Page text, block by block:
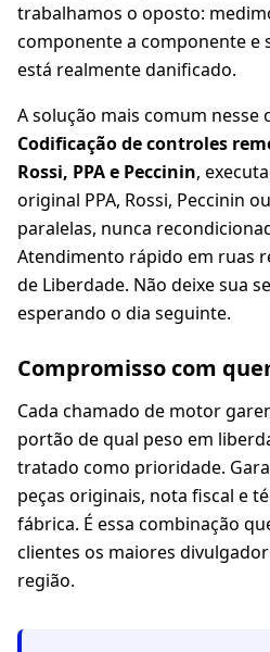
trabalhamos o oposto:
componente a componente e
está realmente danificado.
A solução mais comum nesse
Codificação de controles
Rossi, PPA e Peccinin,
original PPA, Rossi, Peccinin
paralelas, nunca
Atendimento rápido em ruas
de Liberdade. Não deixe sua
esperando o dia seguinte.
Compromisso com
Cada chamado de motor
portão de qual peso em
tratado como prioridade.
peças originais, nota fiscal e
fábrica. É essa combinação
clientes os maiores
região.